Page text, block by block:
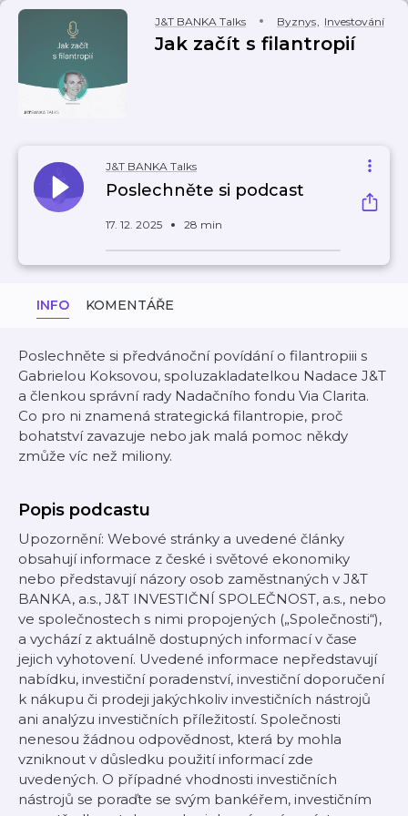
J&T BANKA Talks Byznys, Investování
Jak začít s filantropií
J&T BANKA Talks
Poslechněte si podcast
17. 12. 2025 28 min
INFO KOMENTÁŘE
Poslechněte si předvánoční povídání o filantropiii s
Gabrielou Koksovou, spoluzakladatelkou Nadace J&T
a členkou správní rady Nadačního fondu Via Clarita.
Co pro ni znamená strategická filantropie, proč
bohatství zavazuje nebo jak malá pomoc někdy
zmůže víc než miliony.
Popis podcastu
Upozornění: Webové stránky a uvedené články
obsahují informace z české i světové ekonomiky
nebo představují názory osob zaměstnaných v J&T
BANKA, a.s., J&T INVESTIČNÍ SPOLEČNOST, a.s., nebo
ve společnostech s nimi propojených („Společnosti“),
a vychází z aktuálně dostupných informací v čase
jejich vyhotovení. Uvedené informace nepředstavují
nabídku, investiční poradenství, investiční doporučení
k nákupu či prodeji jakýchkoliv investičních nástrojů
ani analýzu investičních příležitostí. Společnosti
nenesou žádnou odpovědnost, která by mohla
vzniknout v důsledku použití informací zde
uvedených. O případné vhodnosti investičních
nástrojů se poraďte se svým bankéřem, investičním